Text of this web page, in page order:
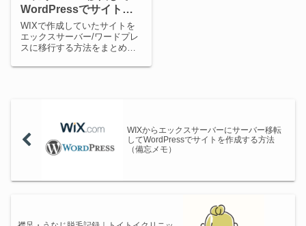
WordPressでサイトを
作成する方法（備忘メ
モ）
WIXで作成していたサイトを
エックスサーバー/ワードプレ
スに移行する方法をまとめま
WIXからエックスサーバーにサーバー移転
してWordPressでサイトを作成する方法
（備忘メモ）